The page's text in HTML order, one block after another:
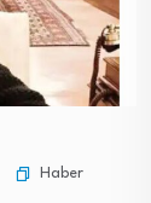
Haber